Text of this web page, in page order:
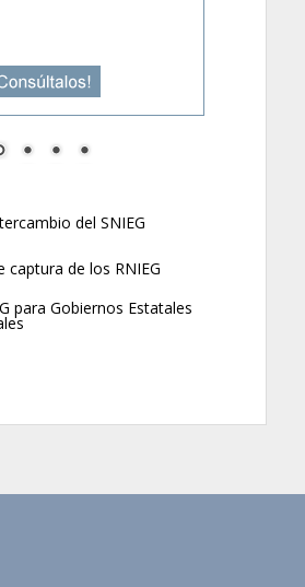
del SNIEG
captura de los RNIEG
para Gobiernos Estatales